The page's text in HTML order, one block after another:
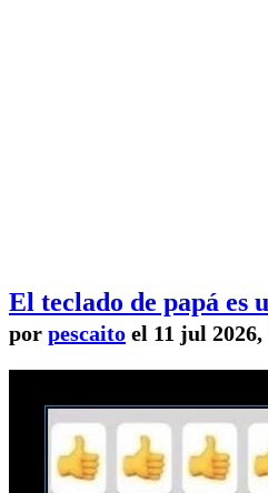
El teclado de papá es
por pescaito el 11 jul 2026,